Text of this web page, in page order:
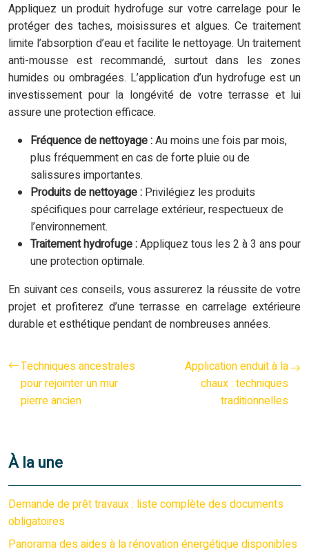
Appliquez un produit hydrofuge sur votre carrelage pour le
protéger des taches, moisissures et algues. Ce traitement
limite l’absorption d’eau et facilite le nettoyage. Un traitement
anti-mousse est recommandé, surtout dans les zones
humides ou ombragées. L’application d’un hydrofuge est un
investissement pour la longévité de votre terrasse et lui
assure une protection efficace.
Fréquence de nettoyage :Au moins une fois par mois,
plus fréquemment en cas de forte pluie ou de
salissures importantes.
Produits de nettoyage : Privilégiez les produits
spécifiques pour carrelage extérieur, respectueux de
l’environnement.
Traitement hydrofuge :Appliquez tous les 2 à 3 ans pour
une protection optimale.
En suivant ces conseils, vous assurerez la réussite de votre
projet et profiterez d’une terrasse en carrelage extérieure
durable et esthétique pendant de nombreuses années.
Techniques ancestrales
pour rejointer un mur
pierre ancien
Application enduit à la
chaux : techniques
traditionnelles
À la une
Demande de prêt travaux : liste complète des documents
obligatoires
Panorama des aides à la rénovation énergétique disponibles